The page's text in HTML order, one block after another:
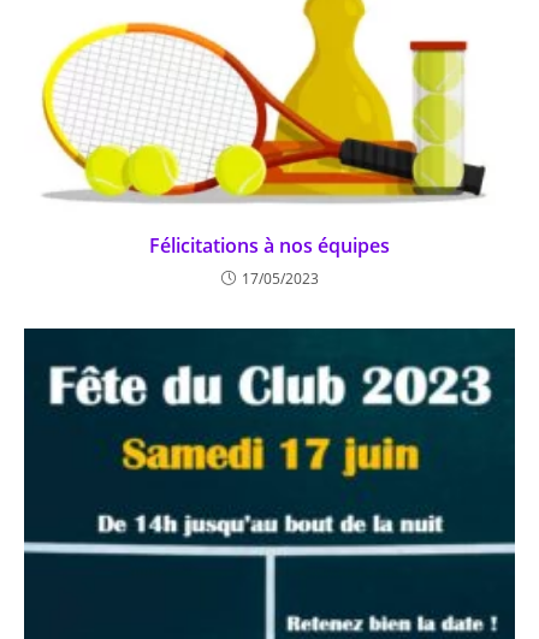
Félicitations à nos équipes
17/05/2023